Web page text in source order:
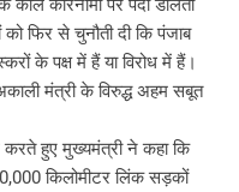
कारनामों पर पर्दा डालती
को फिर से चुनौती दी कि पंजाब
के पक्ष में हैं या विरोध में हैं।
मंत्री के विरुद्ध अहम सबूत
करते हुए मुख्यमंत्री ने कहा कि
किलोमीटर लिंक सड़कों